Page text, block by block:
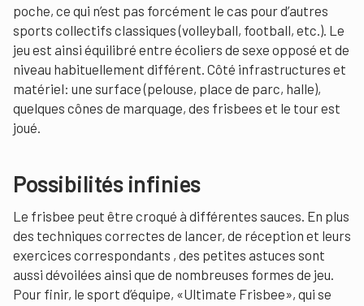
poche, ce qui n’est pas forcément le cas pour d’autres
sports collectifs classiques (volleyball, football, etc.). Le
jeu est ainsi équilibré entre écoliers de sexe opposé et de
niveau habituellement différent. Côté infrastructures et
matériel: une surface (pelouse, place de parc, halle),
quelques cônes de marquage, des frisbees et le tour est
joué.
Possibilités infinies
Le frisbee peut être croqué à différentes sauces. En plus
des techniques correctes de lancer, de réception et leurs
exercices correspondants , des petites astuces sont
aussi dévoilées ainsi que de nombreuses formes de jeu.
Pour finir, le sport d’équipe, «Ultimate Frisbee», qui se